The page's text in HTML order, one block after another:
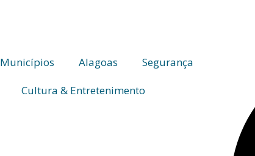
Municípios Alagoas
Segurança
Cultura & Entretenimento